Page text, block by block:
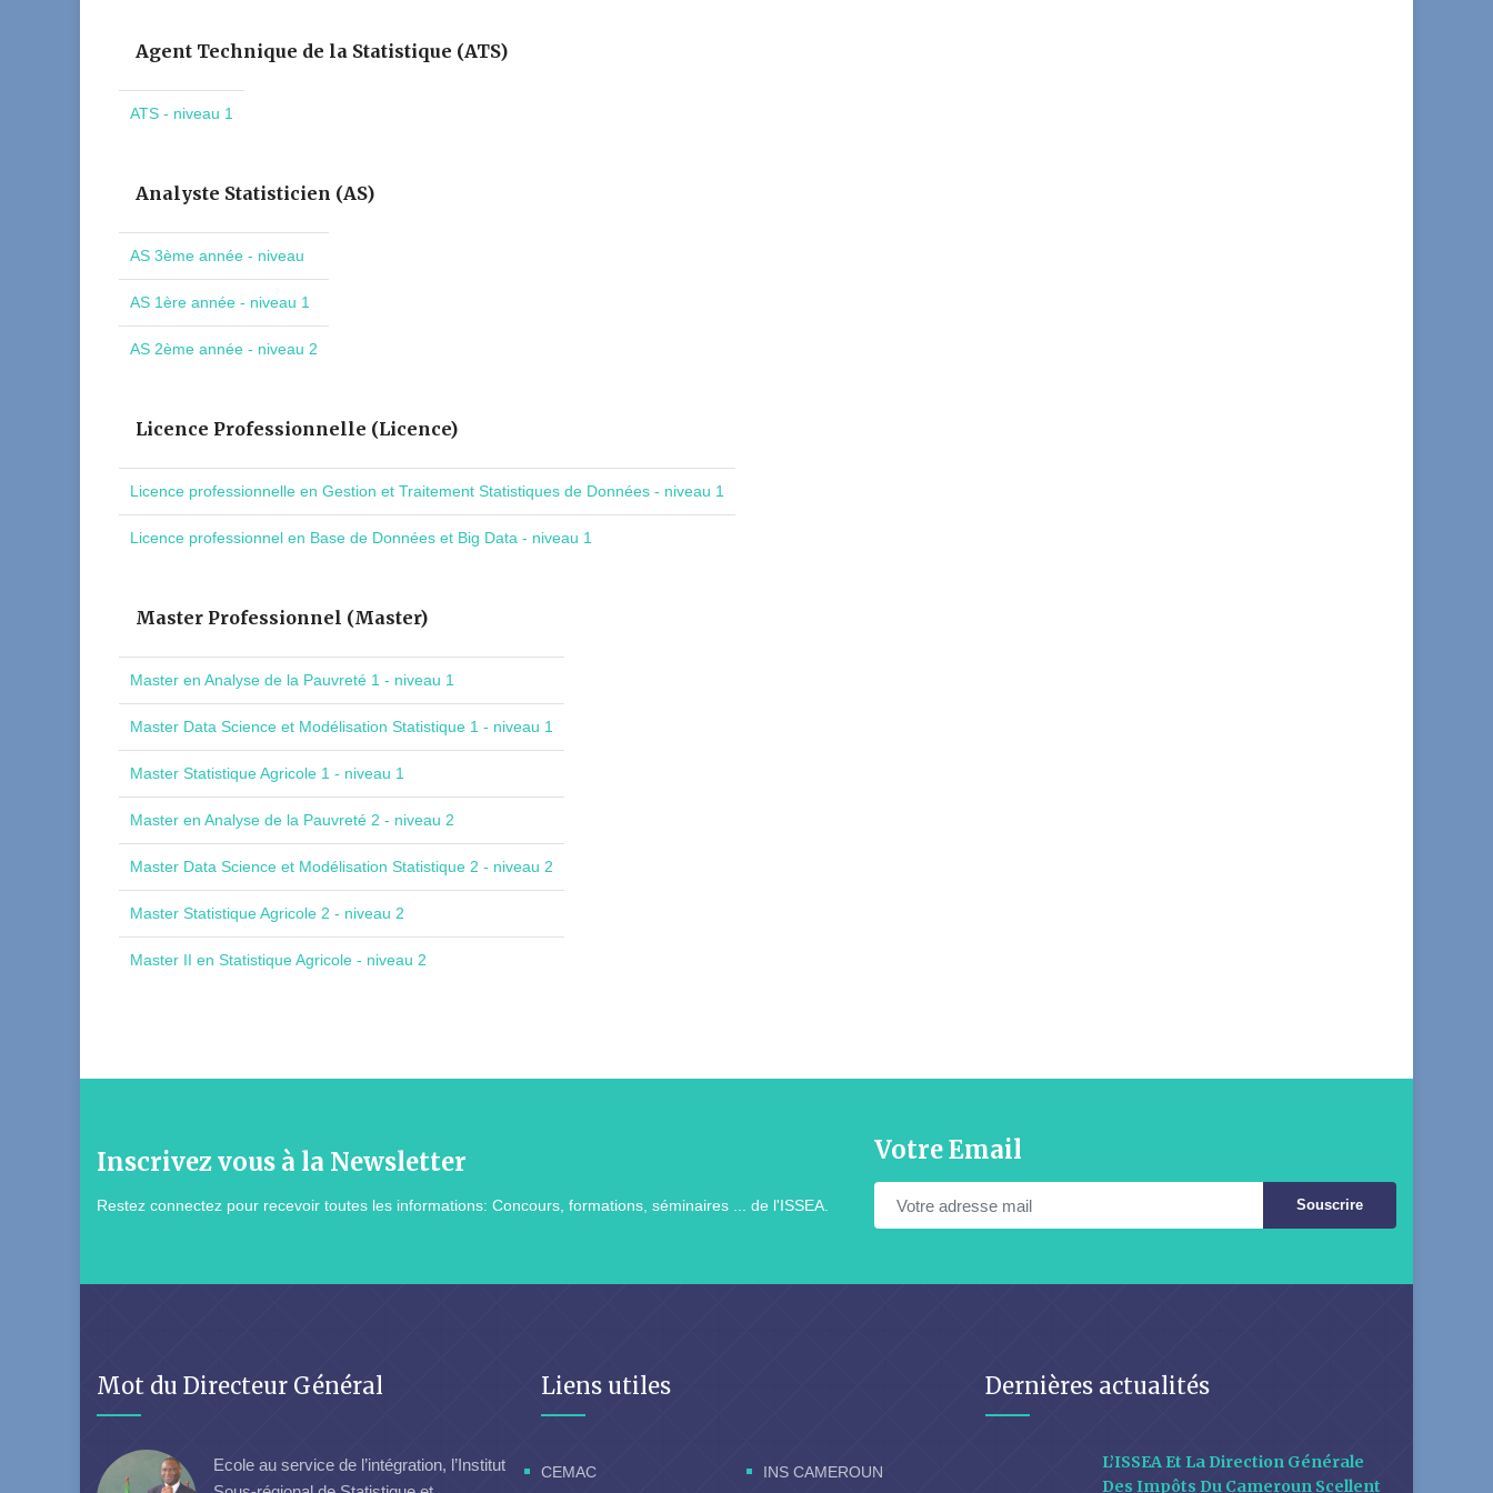
Agent Technique de la Statistique (ATS)
ATS - niveau 1
Analyste Statisticien (AS)
AS 3ème année - niveau
AS 1ère année - niveau 1
AS 2ème année - niveau 2
Licence Professionnelle (Licence)
Licence professionnelle en Gestion et Traitement Statistiques de Données - niveau 1
Licence professionnel en Base de Données et Big Data - niveau 1
Master Professionnel (Master)
Master en Analyse de la Pauvreté 1 - niveau 1
Master Data Science et Modélisation Statistique 1 - niveau 1
Master Statistique Agricole 1 - niveau 1
Master en Analyse de la Pauvreté 2 - niveau 2
Master Data Science et Modélisation Statistique 2 - niveau 2
Master Statistique Agricole 2 - niveau 2
Master II en Statistique Agricole - niveau 2
Inscrivez vous à la Newsletter
Restez connectez pour recevoir toutes les informations: Concours, formations, séminaires ... de l'ISSEA.
Votre Email
Souscrire
Mot du Directeur Général
Ecole au service de l’intégration, l’Institut
Liens utiles
CEMAC INS CAMEROUN
Dernières actualités
L’ISSEA Et La Direction Générale
Des Impôts Du Cameroun Scellent